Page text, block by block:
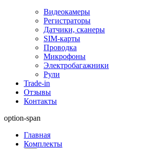
Видеокамеры
Регистраторы
Датчики, сканеры
SIM-карты
Проводка
Микрофоны
Электробагажники
Рули
Trade-in
Отзывы
Контакты
option-span
Главная
Комплекты